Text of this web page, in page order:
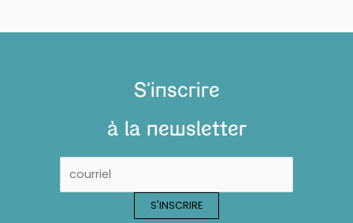
S'inscrire
à la newsletter